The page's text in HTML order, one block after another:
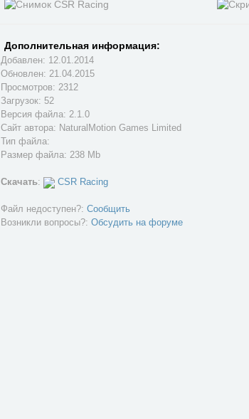
Дополнительная информация:
Добавлен: 12.01.2014
Обновлен: 21.04.2015
Просмотров: 2312
Загрузок: 52
Версия файла: 2.1.0
Сайт автора: NaturalMotion Games Limited
Тип файла:
Размер файла: 238 Mb
Скачать: CSR Racing
Файл недоступен?: Сообщить
Возникли вопросы?: Обсудить на форуме